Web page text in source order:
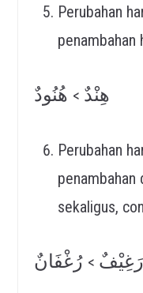
Perubahan
penambahan
هِنْدٌ > هُنُودٌ
Perubahan
penambahan
sekaligus,
رَغِيْفٌ > رُغْفَانٌ